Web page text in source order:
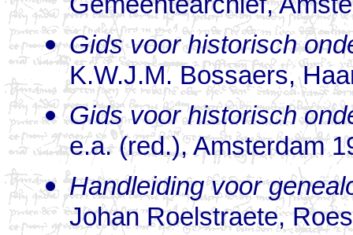
Gemeentearchief,
Gids voor historisch
K.W.J.M. Bossaers,
Gids voor historisch
e.a. (red.), Amsterdam
Handleiding voor
Johan Roelstraete,